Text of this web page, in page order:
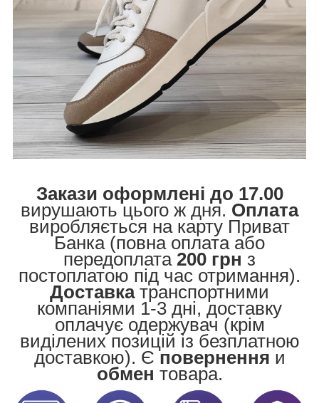
Закази оформлені до 17.00
вирушають цього ж дня. Оплата
виробляється на карту Приват
Банка (повна оплата або
передоплата200 грн з
постоплатою під час отримання).
Доставкатранспортними
компаніями 1-3 дні, доставку
оплачує одержувач (крім
виділених позицій із безплатною
доставкою). Єповернення и
обмен товара.